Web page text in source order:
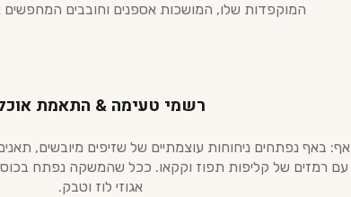
המוקפדות שלו, המושכות אספנים וחובבים המחפשים
רשמי טעימה & התאמת
אף: באף נפתחים ניחוחות עוצמתיים של שזיפים מיובשים,
עם רמזים של קליפות תפוז וקקאו. ככל שהמשקה נפתח בכוס,
אגוזי לוז וטבק.